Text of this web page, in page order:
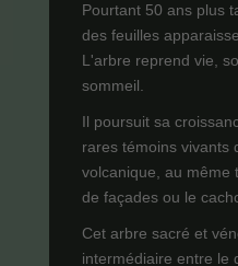
Pourtant 50 ans plus
des feuilles
L'arbre reprend vie,
sommeil.
Il poursuit sa
rares témoins vivants
volcanique, au même
de façades ou le
Cet arbre sacré et
intermédiaire entre le